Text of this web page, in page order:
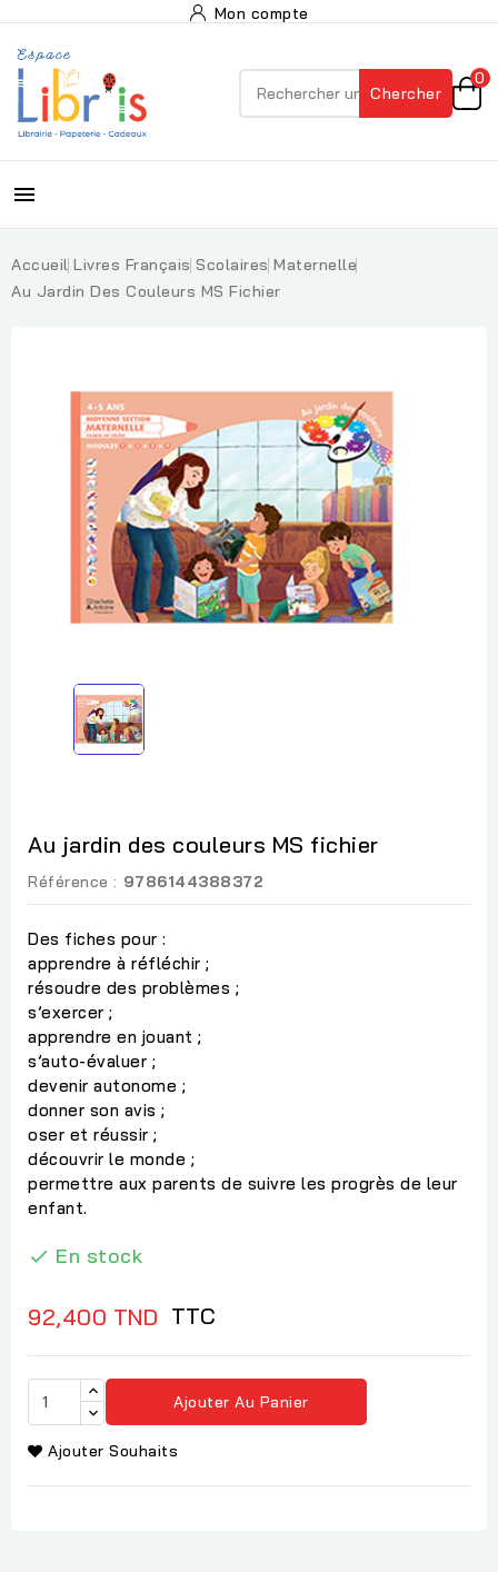
Mon compte
Chercher
0

Accueil Livres Français Scolaires Maternelle
Au Jardin Des Couleurs MS Fichier
Au jardin des couleurs MS fichier
Référence : 9786144388372
Des fiches pour :
apprendre à réfléchir ;
résoudre des problèmes ;
s’exercer ;
apprendre en jouant ;
s’auto-évaluer ;
devenir autonome ;
donner son avis ;
oser et réussir ;
découvrir le monde ;
permettre aux parents de suivre les progrès de leur
enfant.
 En stock
92,400 TND TTC
Ajouter Au Panier
Ajouter Souhaits